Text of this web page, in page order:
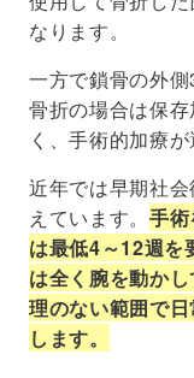
なります。
一方で鎖骨の外
骨折の場合は保
く、手術的加療
近年では早期社
えています。 手
は最低4～12週を
は全く腕を動か
理のない範囲で
します。